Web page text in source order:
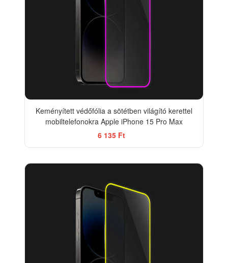
Keményített védőfólia a sötétben világító kerettel
mobiltelefonokra Apple iPhone 15 Pro Max
6 135 Ft